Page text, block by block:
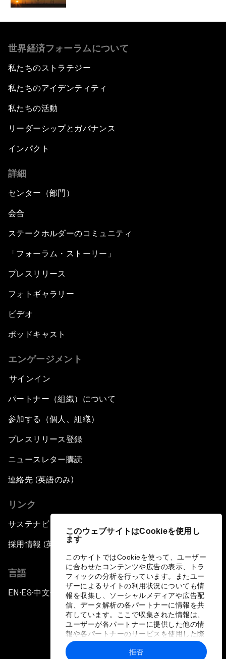
このウェブサイトはCookieを使用し
ます
このサイトではCookieを使って、ユーザー
に合わせたコンテンツや広告の表示、トラ
フィックの分析を行っています。またユー
ザーによるサイトの利用状況についても情
報を収集し、ソーシャルメディアや広告配
信、データ解析の各パートナーに情報を共
有しています。ここで収集された情報は、
ユーザーが各パートナーに提供した他の情
報や各パートナーのサービスを使用した際
に収集された情報と組み合わされ、各パー
トナーによって使用されることがありま
拒否
世界経済フォーラムについて
私たちのストラテジー
私たちのアイデンティティ
私たちの活動
リーダーシップとガバナンス
インパクト
詳細
センター（部門）
会合
ステークホルダーのコミュニティ
「フォーラム・ストーリー」
プレスリリース
フォトギャラリー
ビデオ
ポッドキャスト
エンゲージメント
サインイン
パートナー（組織）について
参加する（個人、組織）
プレスリリース登録
ニュースレター購読
連絡先 (英語のみ)
リンク
サステナビリティへの取り組み
採用情報 (英語のみ)
言語
EN ▪ES▪中文▪ 日本語